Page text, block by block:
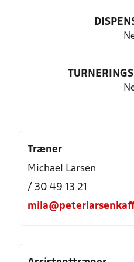
Træner
Michael Larsen
/ 30 49 13 21